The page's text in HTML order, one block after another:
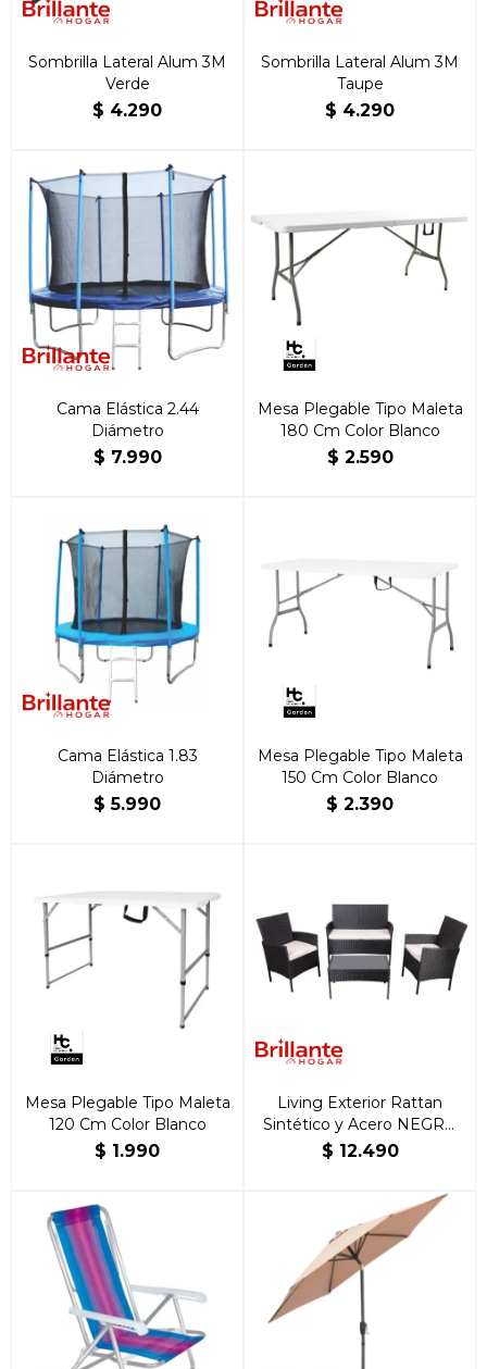
Sombrilla Lateral Alum 3M
Verde
$ 4.290
Sombrilla Lateral Alum 3M
Taupe
$ 4.290
Cama Elástica 2.44
Diámetro
$ 7.990
Mesa Plegable Tipo Maleta
180 Cm Color Blanco
$ 2.590
Cama Elástica 1.83
Diámetro
$ 5.990
Mesa Plegable Tipo Maleta
150 Cm Color Blanco
$ 2.390
Mesa Plegable Tipo Maleta
120 Cm Color Blanco
$ 1.990
Living Exterior Rattan
Sintético y Acero NEGRO
APOLO
$ 12.490